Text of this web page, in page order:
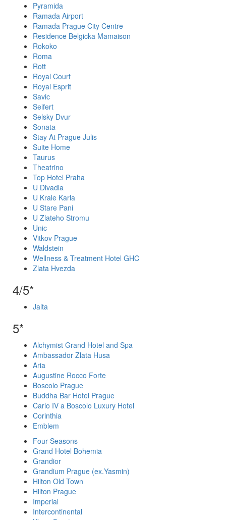
Pyramida
Ramada Airport
Ramada Prague City Centre
Residence Belgicka Mamaison
Rokoko
Roma
Rott
Royal Court
Royal Esprit
Savic
Seifert
Selsky Dvur
Sonata
Stay At Prague Julis
Suite Home
Taurus
Theatrino
Top Hotel Praha
U Divadla
U Krale Karla
U Stare Pani
U Zlateho Stromu
Unic
Vitkov Prague
Waldstein
Wellness & Treatment Hotel GHC
Zlata Hvezda
4/5*
Jalta
5*
Alchymist Grand Hotel and Spa
Ambassador Zlata Husa
Aria
Augustine Rocco Forte
Boscolo Prague
Buddha Bar Hotel Prague
Carlo IV a Boscolo Luxury Hotel
Corinthia
Emblem
Four Seasons
Grand Hotel Bohemia
Grandior
Grandium Prague (ex.Yasmin)
Hilton Old Town
Hilton Prague
Imperial
Intercontinental